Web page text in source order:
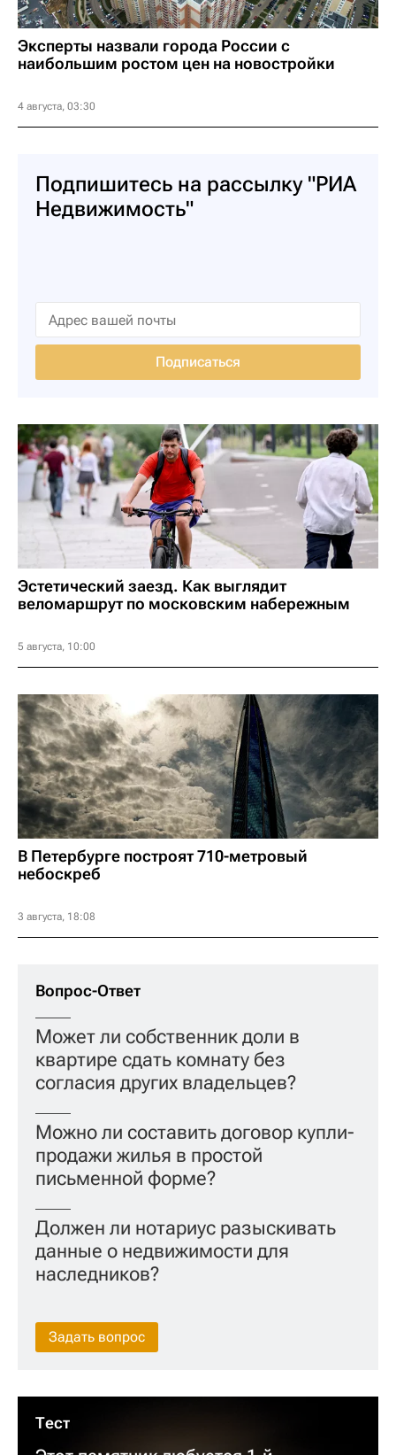
Эксперты назвали города России с
наибольшим ростом цен на новостройки
4 августа, 03:30
Подпишитесь на рассылку "РИА
Недвижимость"
Подписаться
Эстетический заезд. Как выглядит
веломаршрут по московским набережным
5 августа, 10:00
В Петербурге построят 710-метровый
небоскреб
3 августа, 18:08
Вопрос-Ответ
Может ли собственник доли в
квартире сдать комнату без
согласия других владельцев?
Можно ли составить договор купли-
продажи жилья в простой
письменной форме?
Должен ли нотариус разыскивать
данные о недвижимости для
наследников?
Задать вопрос
Тест